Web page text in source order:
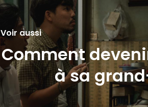
Voir aussi
Comment
à sa